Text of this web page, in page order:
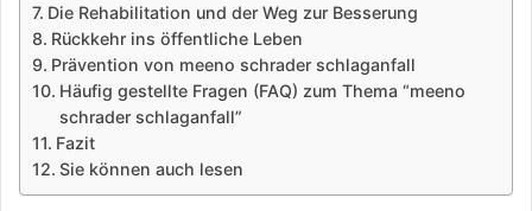
Die Rehabilitation und der Weg zur Besserung
Rückkehr ins öffentliche Leben
Prävention von meeno schrader schlaganfall
Häufig gestellte Fragen (FAQ) zum Thema “meeno
schrader schlaganfall”
Fazit
Sie können auch lesen